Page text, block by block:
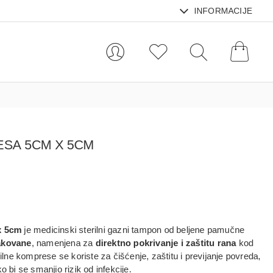
INFORMACIJE
5CM X 5CM
5cm je medicinski sterilni gazni tampon od beljene pamučne
, namenjena za direktno pokrivanje i zaštitu ranakod
komprese se koriste za čišćenje, zaštitu i previjanje povreda,
bi se smanjio rizik od infekcije.